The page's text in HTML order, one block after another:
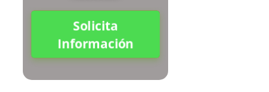
Solicita
Información